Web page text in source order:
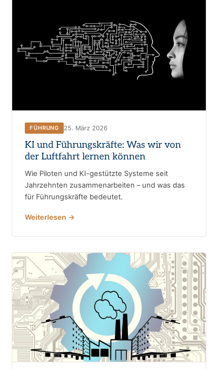
FÜHRUNG 25. März 2026
KI und Führungskräfte: Was wir von
der Luftfahrt lernen können
Wie Piloten und KI-gestützte Systeme seit
Jahrzehnten zusammenarbeiten – und was das
für Führungskräfte bedeutet.
Weiterlesen →